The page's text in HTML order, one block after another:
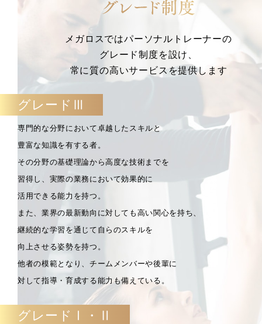
メガロスではパーソナルトレーナーの
グレード制度を設け、
常に質の高いサービスを提供します
グレードⅢ
専門的な分野において卓越したスキルと
豊富な知識を有する者。
その分野の基礎理論から高度な技術までを
習得し、実際の業務において効果的に
活用できる能力を持つ。
また、業界の最新動向に対しても高い関心を持ち、
継続的な学習を通じて自らのスキルを
向上させる姿勢を持つ。
他者の模範となり、チームメンバーや後輩に
対して指導・育成する能力も備えている。
グレードⅠ・Ⅱ